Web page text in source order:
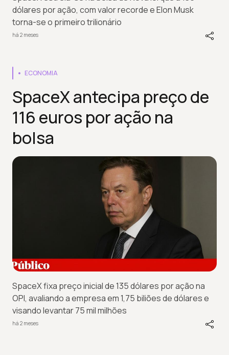
dólares por ação, com valor recorde e Elon Musk
torna-se o primeiro trilionário
há 2 meses
ECONOMIA
SpaceX antecipa preço de
116 euros por ação na
bolsa
SpaceX fixa preço inicial de 135 dólares por ação na
OPI, avaliando a empresa em 1,75 biliões de dólares e
visando levantar 75 mil milhões
há 2 meses